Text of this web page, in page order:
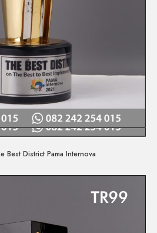
Quick View
Best District Pama Internova